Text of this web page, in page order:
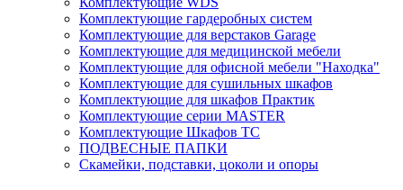
Комплектующие гардеробных систем
Комплектующие для верстаков Garage
Комплектующие для медицинской мебели
Комплектующие для офисной мебели "Находка"
Комплектующие для сушильных шкафов
Комплектующие для шкафов Практик
Комплектующие серии MASTER
Комплектующие Шкафов ТС
ПОДВЕСНЫЕ ПАПКИ
Скамейки, подставки, цоколи и опоры